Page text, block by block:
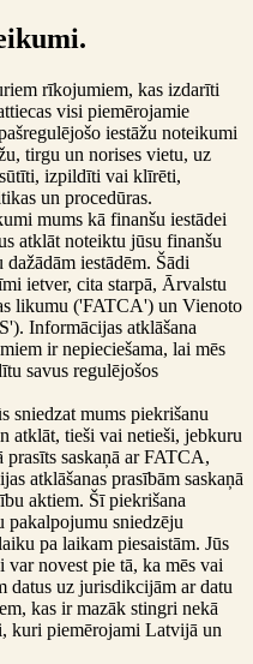
rīkojumiem, kas izdarīti
visi piemērojamie
iestāžu noteikumi
tirgu un norises vietu, uz
izpildīti vai klīrēti,
un procedūras.
mums kā finanšu iestādei
atklāt noteiktu jūsu finanšu
iestādēm. Šādi
ietver, cita starpā, Ārvalstu
likumu ('FATCA') un Vienoto
Informācijas atklāšana
ir nepieciešama, lai mēs
savus regulējošos
sniedzat mums piekrišanu
atklāt, tieši vai netieši, jebkuru
saskaņā ar FATCA,
atklāšanas prasībām saskaņā
aktiem. Šī piekrišana
pakalpojumu sniedzēju
pa laikam piesaistām. Jūs
var novest pie tā, ka mēs vai
datus uz jurisdikcijām ar datu
kas ir mazāk stingri nekā
kuri piemērojami Latvijā un